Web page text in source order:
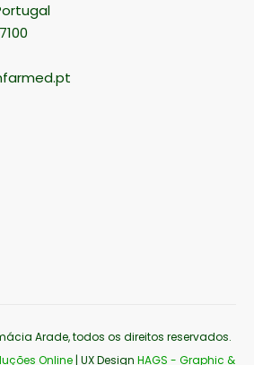
Arade, todos os direitos reservados.
Online | UX Design HAGS - Graphic &